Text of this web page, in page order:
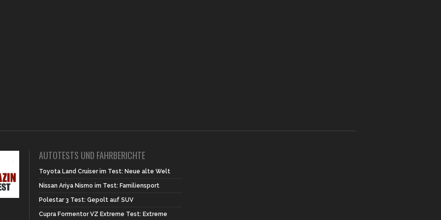
AUTOTESTS UND FAHRBERICHTE
Toyota Land Cruiser im Test: Neue alte Welt
Nissan Ariya Nismo im Test: Familiensport
Polestar 3 Test: Gepolt auf SUV
Cupra Formentor VZ Extreme Test: Extreme